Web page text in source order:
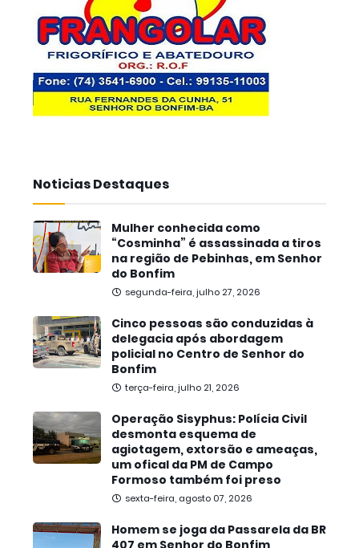
Noticias Destaques
Mulher conhecida como
“Cosminha” é assassinada a tiros
na região de Pebinhas, em Senhor
do Bonfim
segunda-feira, julho 27, 2026
Cinco pessoas são conduzidas à
delegacia após abordagem
policial no Centro de Senhor do
Bonfim
terça-feira, julho 21, 2026
Operação Sisyphus: Polícia Civil
desmonta esquema de
agiotagem, extorsão e ameaças,
um ofical da PM de Campo
Formoso também foi preso
sexta-feira, agosto 07, 2026
Homem se joga da Passarela da BR